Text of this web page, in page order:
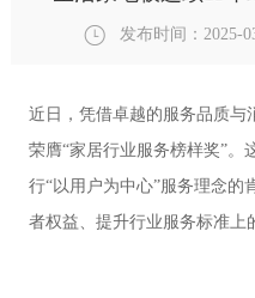
发布时间：2025-
近日，凭借卓越的服务品质与
荣膺“家居行业服务榜样奖”。
行“以用户为中心”服务理念的
者权益、提升行业服务标准上